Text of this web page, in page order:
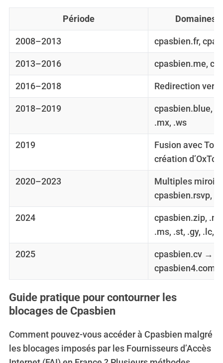
Période Domaines
2008–2013 cpasbien.fr,
2013–2016 cpasbien.me,
2016–2018 Redirection vers
2018–2019
cpasbien.blue,
.mx, .ws
2019
Fusion avec
création
2020–2023
Multiples
cpasbien.rsvp,
2024
cpasbien.zip,
.ms, .st, .gy, .lc,
2025
cpasbien.cv →
cpasbien4.com
Guide pratique pour contourner les
blocages de Cpasbien
Comment pouvez-vous accéder à Cpasbien malgré
les blocages imposés par les Fournisseurs d’Accès